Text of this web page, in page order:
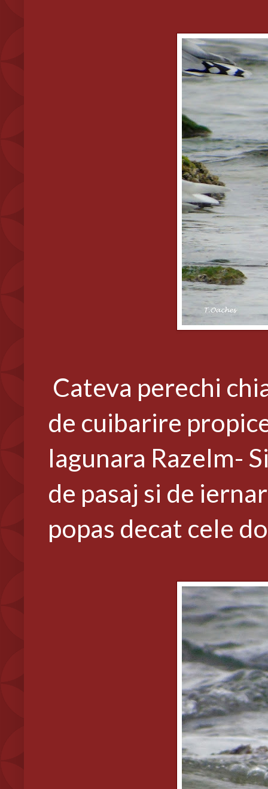
Cateva perechi
de cuibarire
lagunara Razelm-
de pasaj si de
popas decat cele